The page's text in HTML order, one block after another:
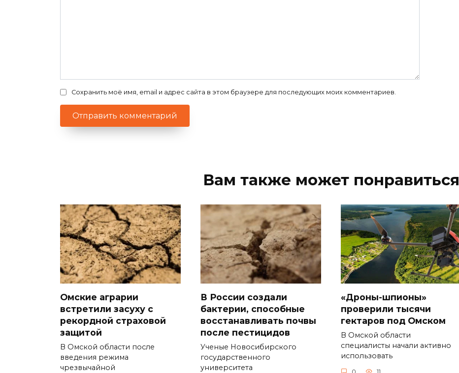
Сохранить моё имя, email и адрес сайта в этом браузере для последующих моих комментариев.
Вам также может понравиться
Омские аграрии
встретили засуху с
рекордной страховой
защитой
В Омской области после
введения режима
чрезвычайной
В России создали
бактерии, способные
восстанавливать почвы
после пестицидов
Ученые Новосибирского
государственного
университета
«Дроны-шпионы»
проверили тысячи
гектаров под Омском
В Омской области
специалисты начали активно
использовать